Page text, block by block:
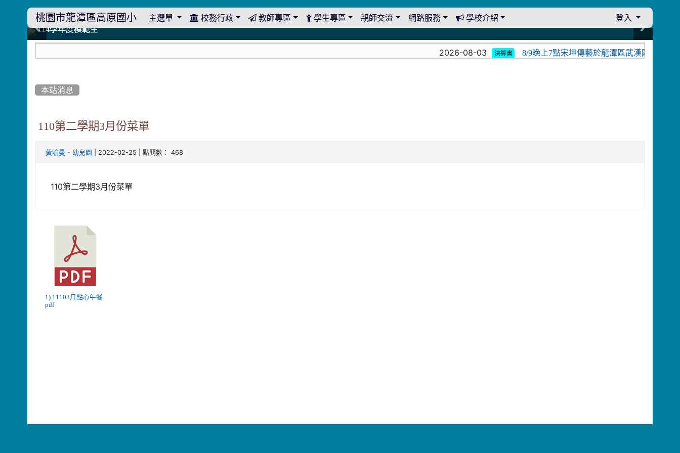
桃園市龍潭區高原國小 主選單 校務行政 教師專區 學生專區 親師交流 網路服務 學校介紹
登入
114學年度模範生
114學年度模範生
高原110 追夢向前行
高原110 追夢向前行
橄欖樹群
橄欖樹群
:::
2026-08-03 決算書 8/9晚上7點宋坤傳藝於龍潭區武漢國小演出。
本站消息
110第二學期3月份菜單
黃喻曼 - 幼兒園 | 2022-02-25 | 點閱數： 468
110第二學期3月份菜單
1) 11103月點心午餐.
pdf